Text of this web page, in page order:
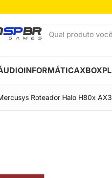
Qual produto você
INFORMÁTICAXBOX
Roteador Halo H80x